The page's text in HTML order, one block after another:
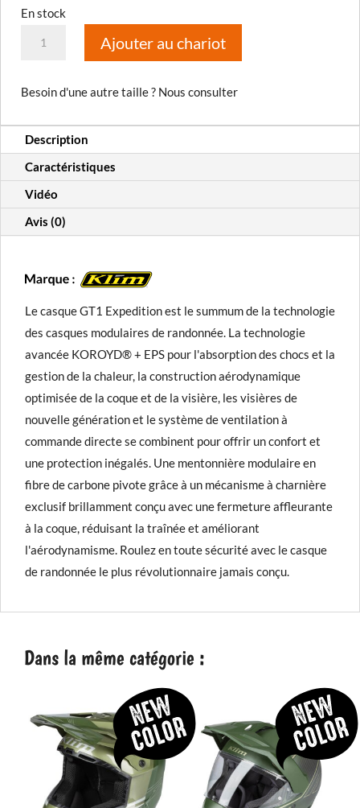
En stock
quantité
GT1
Expedition
ECE/DOT
Ajouter au chariot
Besoin d'une autre taille ? Nous consulter
Description
Caractéristiques
Vidéo
Avis (0)
Le casque GT1 Expedition est le summum de la technologie
des casques modulaires de randonnée. La technologie
avancée KOROYD® + EPS pour l'absorption des chocs et la
gestion de la chaleur, la construction aérodynamique
optimisée de la coque et de la visière, les visières de
nouvelle génération et le système de ventilation à
commande directe se combinent pour offrir un confort et
une protection inégalés. Une mentonnière modulaire en
fibre de carbone pivote grâce à un mécanisme à charnière
exclusif brillamment conçu avec une fermeture affleurante
à la coque, réduisant la traînée et améliorant
l'aérodynamisme. Roulez en toute sécurité avec le casque
de randonnée le plus révolutionnaire jamais conçu.
Dans la même catégorie :